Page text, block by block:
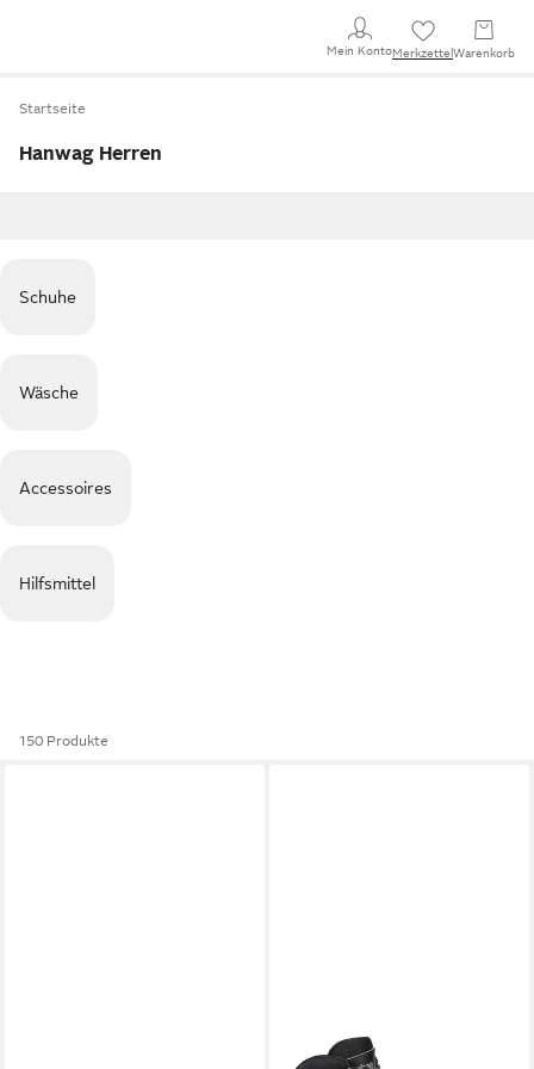
Mein KontoMerkzettel Warenkorb
Startseite
Hanwag Herren
Schuhe
Wäsche
Accessoires
Hilfsmittel
150 Produkte